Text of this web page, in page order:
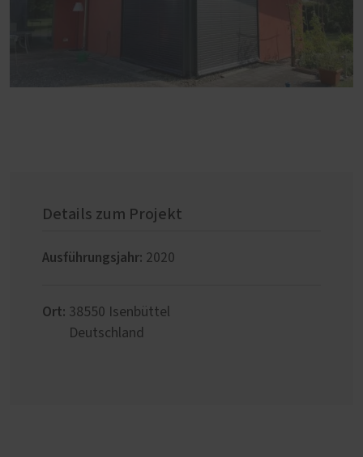
Details zum Projekt
Ausführungsjahr: 2020
Ort: 38550
Isenbüttel
Deutschland